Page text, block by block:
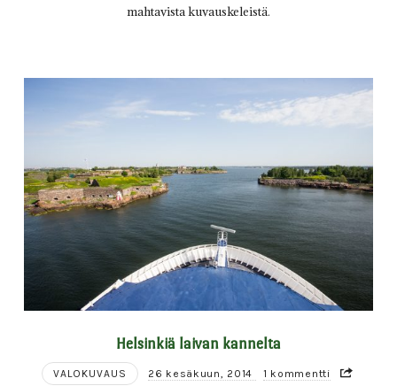
mahtavista kuvauskeleistä.
Helsinkiä laivan kannelta
VALOKUVAUS 26 kesäkuun, 2014
1 kommentti